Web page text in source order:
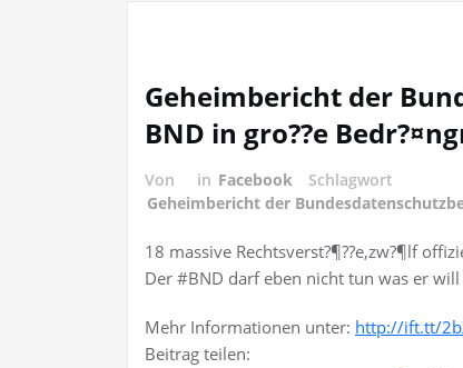
Geheimbericht der
BND in gro??e
Von in Facebook
Schlagwort
Geheimbericht der
18 massive Rechtsverst?¶??e,zw?¶lf
Der #BND darf eben nicht tun was er will
Mehr Informationen unter: http://ift.tt/
Beitrag teilen: